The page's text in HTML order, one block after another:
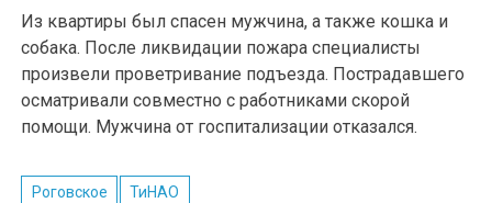
Из квартиры был спасен мужчина, а также кошка и
собака. После ликвидации пожара специалисты
произвели проветривание подъезда. Пострадавшего
осматривали совместно с работниками скорой
помощи. Мужчина от госпитализации отказался.
Роговское ТиНАО